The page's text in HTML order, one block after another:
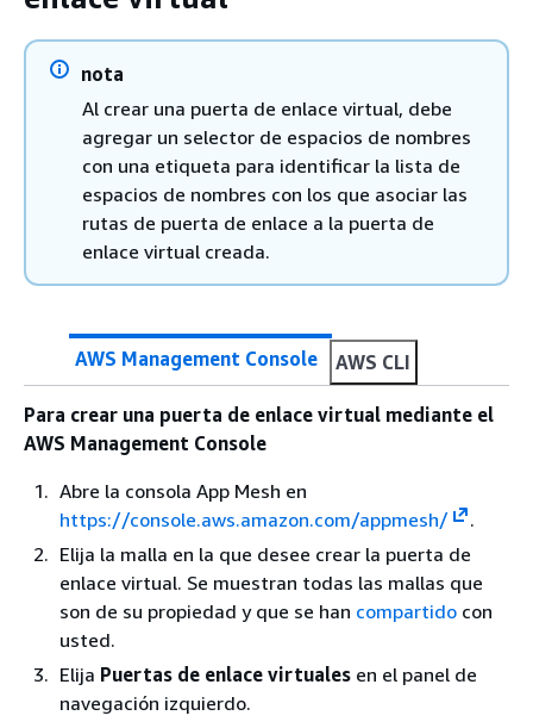
nota
Al crear una puerta de enlace virtual, debe
agregar un selector de espacios de nombres
con una etiqueta para identificar la lista de
espacios de nombres con los que asociar las
rutas de puerta de enlace a la puerta de
enlace virtual creada.
AWS Management Console AWS CLI
Para crear una puerta de enlace virtual mediante el
AWS Management Console
Abre la consola App Mesh en
https://console.aws.amazon.com/appmesh/
.
Elija la malla en la que desee crear la puerta de
enlace virtual. Se muestran todas las mallas que
son de su propiedad y que se han compartido con
usted.
Elija Puertas de enlace virtuales en el panel de
navegación izquierdo.